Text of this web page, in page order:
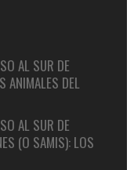
AL SUR DE
ANIMALES DEL
AL SUR DE
(O SAMIS): LOS